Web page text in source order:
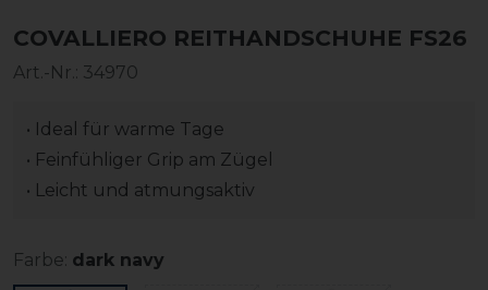
COVALLIERO REITHANDSCHUHE FS26
Art.-Nr.: 34970
• Ideal für warme Tage
• Feinfühliger Grip am Zügel
• Leicht und atmungsaktiv
Farbe: dark navy